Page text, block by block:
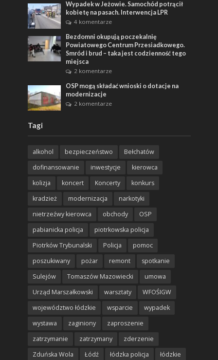
Wypadek w Jeżowie. Samochód potrącił
kobietę na pasach. Interwencja LPR
4 komentarze
Bezdomni okupują poczekalnię
Powiatowego Centrum Przesiadkowego.
Smród i brud – taka jest codzienność tego
miejsca
2 komentarze
OSP mogą składać wnioski o dotacje na
modernizacje
2 komentarze
Tagi
alkohol bezpieczeństwo
Bełchatów
dofinansowanie
inwestycje
kierowca
kolizja
koncert Koncerty
konkurs
kradzież
modernizacja
narkotyki
nietrzeźwy kierowca
obchody
OSP
pabianicka policja
piotrkowska policja
Piotrków Trybunalski
Policja
pomoc
poszukiwany
pożar remont
spotkanie
Sulejów
Tomaszów Mazowiecki
umowa
Urząd Marszałkowski
warsztaty
WFOŚIGW
województwo łódzkie
wsparcie
wypadek
wystawa
zaginiony
zaproszenie
zatrzymanie
zatrzymany
zderzenie
Zduńska Wola
Łódź łódzka policja łódzkie